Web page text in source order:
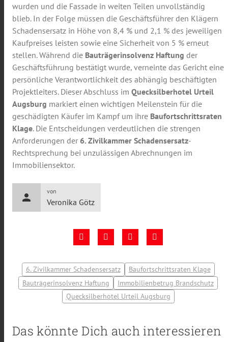
wurden und die Fassade in weiten Teilen unvollständig
blieb. In der Folge müssen die Geschäftsführer den Klägern
Schadensersatz in Höhe von 8,4 % und 2,1 % des jeweiligen
Kaufpreises leisten sowie eine Sicherheit von 5 % erneut
stellen. Während die Bauträgerinsolvenz Haftung der
Geschäftsführung bestätigt wurde, verneinte das Gericht eine
persönliche Verantwortlichkeit des abhängig beschäftigten
Projektleiters. Dieser Abschluss im Quecksilberhotel Urteil
Augsburg markiert einen wichtigen Meilenstein für die
geschädigten Käufer im Kampf um ihre Baufortschrittsraten
Klage. Die Entscheidungen verdeutlichen die strengen
Anforderungen der 6. Zivilkammer Schadensersatz-
Rechtsprechung bei unzulässigen Abrechnungen im
Immobiliensektor.
person
von
Veronika Götz
6. Zivilkammer Schadensersatz
Baufortschrittsraten Klage
Bauträgerinsolvenz Haftung
Immobilienbetrug Brandschutz
Quecksilberhotel Urteil Augsburg
Das könnte Dich auch interessieren